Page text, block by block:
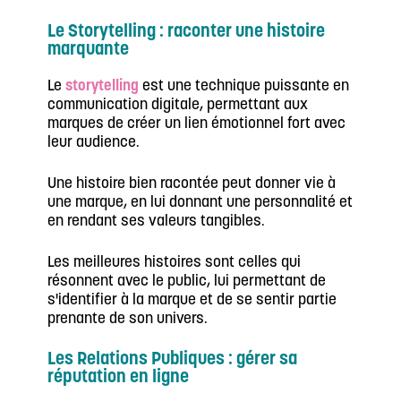
Le Storytelling : raconter une histoire
marquante
Le storytelling est une technique puissante en
communication digitale, permettant aux
marques de créer un lien émotionnel fort avec
leur audience.
Une histoire bien racontée peut donner vie à
une marque, en lui donnant une personnalité et
en rendant ses valeurs tangibles.
Les meilleures histoires sont celles qui
résonnent avec le public, lui permettant de
s'identifier à la marque et de se sentir partie
prenante de son univers.
Les Relations Publiques : gérer sa
réputation en ligne